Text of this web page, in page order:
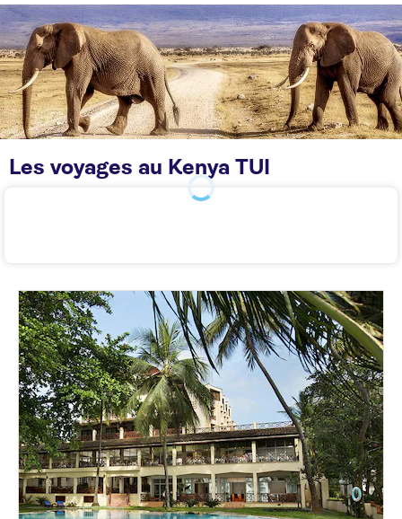
Les voyages au Kenya TUI